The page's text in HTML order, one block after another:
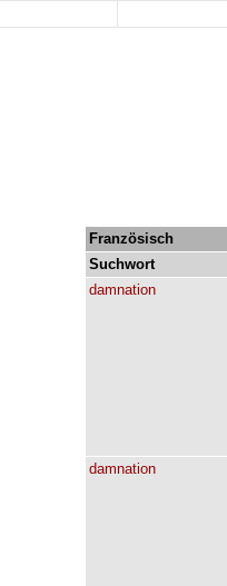
Französisch
Suchwort
damnation
damnation